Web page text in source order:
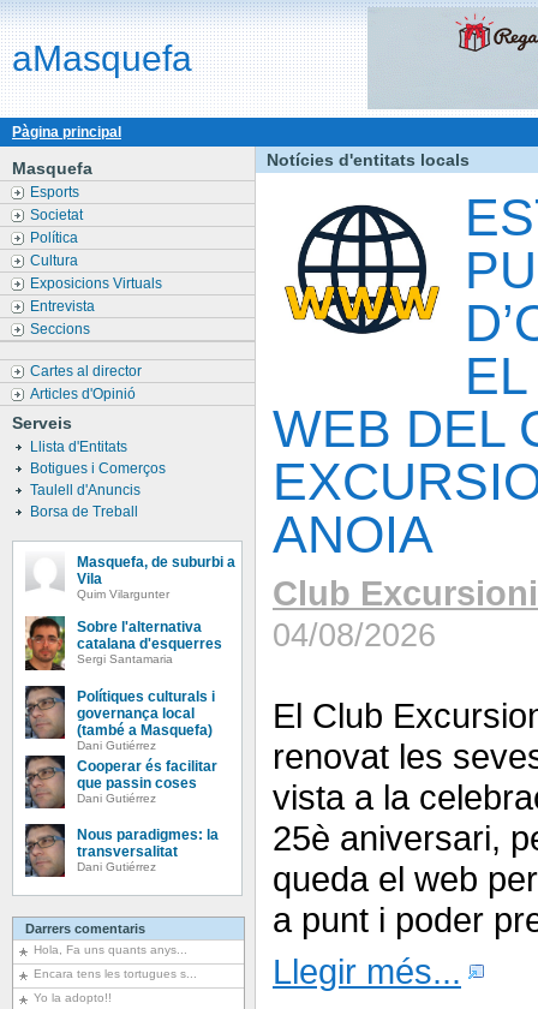
aMasquefa
Pàgina principal
Masquefa
Esports
Societat
Política
Cultura
Exposicions Virtuals
Entrevista
Seccions
Cartes al director
Articles d'Opinió
Serveis
Llista d'Entitats
Botigues i Comerços
Taulell d'Anuncis
Borsa de Treball
Masquefa, de suburbi a
Vila
Quim Vilargunter
Sobre l'alternativa
catalana d'esquerres
Sergi Santamaria
Polítiques culturals i
governança local
(també a Masquefa)
Dani Gutiérrez
Cooperar és facilitar
que passin coses
Dani Gutiérrez
Nous paradigmes: la
transversalitat
Dani Gutiérrez
Darrers comentaris
Hola, Fa uns quants anys...
Encara tens les tortugues s...
Yo la adopto!!
Notícies d'entitats locals
WEB DEL
ANOIA
Club
04/08/2026
El Club
renovat les
vista a la
25è aniversari,
queda el web
a punt i poder
Llegir més...